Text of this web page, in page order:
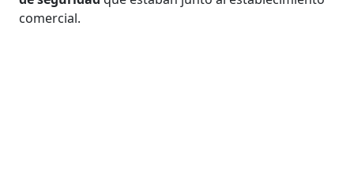
comercial.